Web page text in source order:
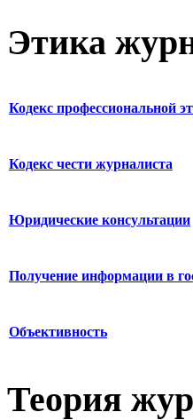
Этика
Кодекс профессиональной
Кодекс чести журналиста
Юридические консультации
Получение информации в
Объективность
Теория